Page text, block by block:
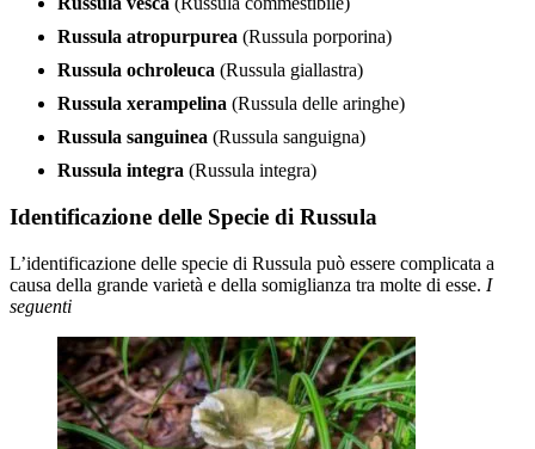
Russula atropurpurea (Russula porporina)
Russula ochroleuca (Russula giallastra)
Russula xerampelina (Russula delle aringhe)
Russula sanguinea (Russula sanguigna)
Russula integra (Russula integra)
Identificazione delle Specie di Russula
L’identificazione delle specie di Russula può essere complicata a
causa della grande varietà e della somiglianza tra molte di esse. I
seguenti